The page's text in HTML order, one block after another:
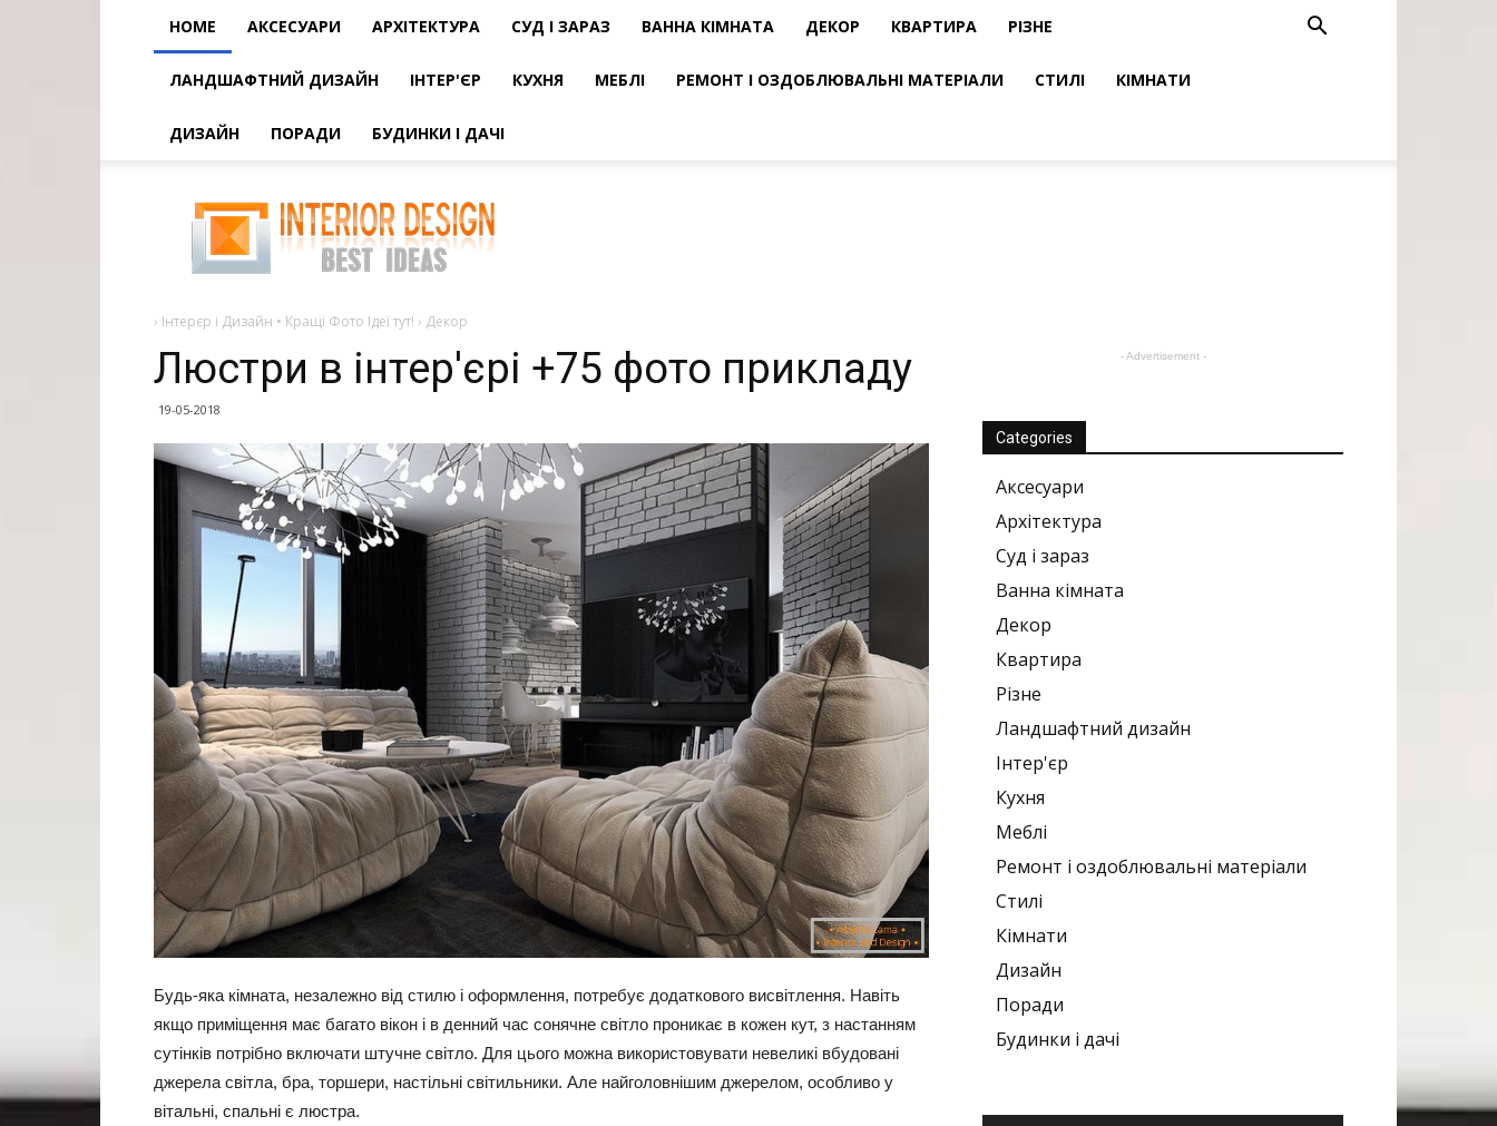
HOME АКСЕСУАРИ АРХІТЕКТУРА СУД І ЗАРАЗ ВАННА КІМНАТА ДЕКОР КВАРТИРА РІЗНЕ
ЛАНДШАФТНИЙ ДИЗАЙН ІНТЕР'ЄР КУХНЯ МЕБЛІ РЕМОНТ І ОЗДОБЛЮВАЛЬНІ МАТЕРІАЛИ СТИЛІ КІМНАТИ
ДИЗАЙН ПОРАДИ БУДИНКИ І ДАЧІ
в
інтер'єрі
+75
фото
прикладу
› Інтерєр і Дизайн • Кращі Фото Ідеї тут! › Декор
Люстри в інтер'єрі +75 фото прикладу
19-05-2018
Будь-яка кімната, незалежно від стилю і оформлення, потребує додаткового висвітлення. Навіть
якщо приміщення має багато вікон і в денний час сонячне світло проникає в кожен кут, з настанням
сутінків потрібно включати штучне світло. Для цього можна використовувати невеликі вбудовані
джерела світла, бра, торшери, настільні світильники. Але найголовнішим джерелом, особливо у
вітальні, спальні є люстра.
- Advertisement -
Categories
Аксесуари
Архітектура
Суд і зараз
Ванна кімната
Декор
Квартира
Різне
Ландшафтний дизайн
Інтер'єр
Кухня
Меблі
Ремонт і оздоблювальні матеріали
Стилі
Кімнати
Дизайн
Поради
Будинки і дачі